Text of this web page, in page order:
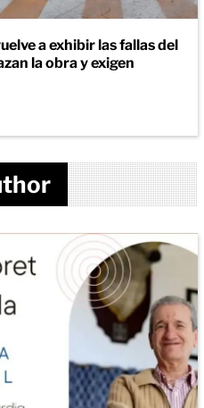
a exhibir las fallas del
la obra y exigen